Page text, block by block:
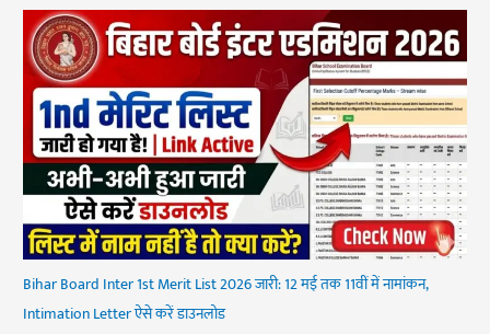
Bihar Board Inter 1st Merit List 2026 जारी: 12 मई तक 11वीं में नामांकन,
Intimation Letter ऐसे करें डाउनलोड